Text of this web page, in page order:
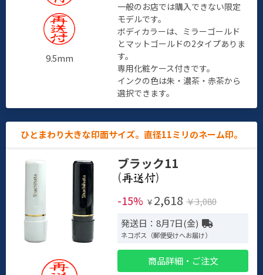
9.5mm
一般のお店では購入できない限定
モデルです。
ボディカラーは、ミラーゴールド
とマットゴールドの2タイプありま
す。
専用化粧ケース付きです。
インクの色は朱・濃茶・赤茶から
選択できます。
ひとまわり大きな印面サイズ。直径11ミリのネーム印。
ブラック11
(
)
-15% ￥ 2,618 ￥3,080
発送日：8月7日(金)
ネコポス（郵便受けへお届け）
商品詳細・ご注文